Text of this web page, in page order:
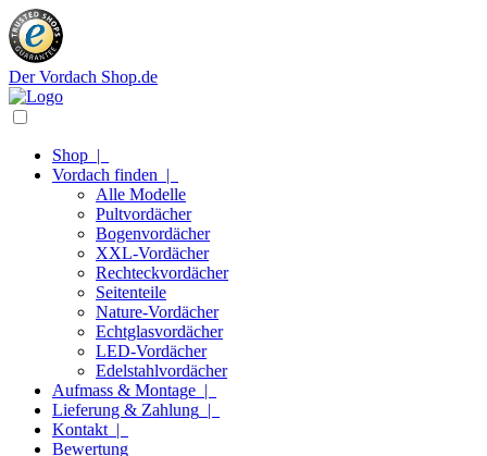
Der Vordach Shop.de
Shop |
Vordach finden |
Alle Modelle
Pultvordächer
Bogenvordächer
XXL-Vordächer
Rechteckvordächer
Seitenteile
Nature-Vordächer
Echtglasvordächer
LED-Vordächer
Edelstahlvordächer
Aufmass & Montage |
Lieferung & Zahlung |
Kontakt |
Bewertung